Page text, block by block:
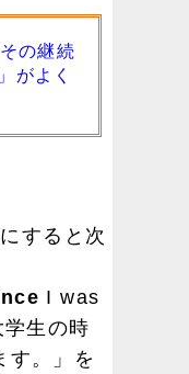
の継続
がよく
すると次
I was
生の時
す。」を